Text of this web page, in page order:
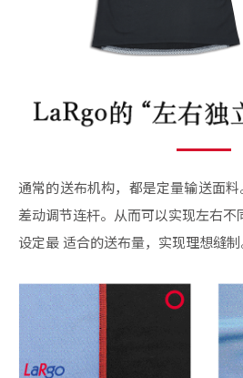
通常的送布机构，都是定量输送面
差动调节连杆。从而可以实现左右不
设定最 适合的送布量，实现理想缝制